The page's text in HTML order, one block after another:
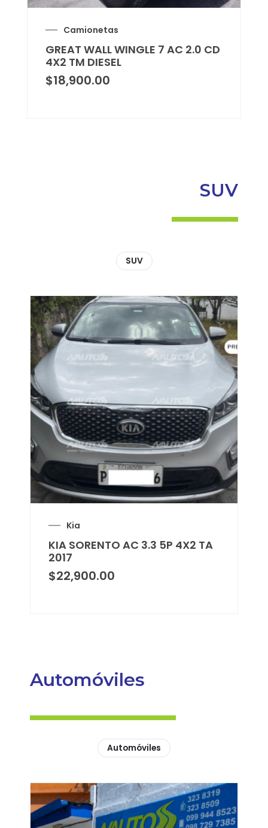
Camionetas
GREAT WALL WINGLE 7 AC 2.0 CD
4X2 TM DIESEL
$18,900.00
SUV
SUV
Kia
KIA SORENTO AC 3.3 5P 4X2 TA
2017
$22,900.00
Automóviles
Automóviles